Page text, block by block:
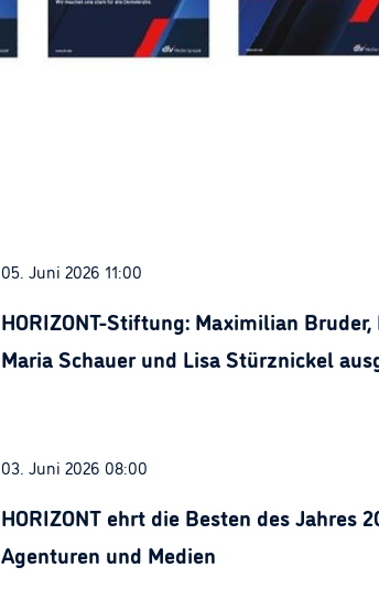
05. Juni 2026 11:00
HORIZONT-Stiftung: Maximilian
Maria Schauer und Lisa Stürznickel
03. Juni 2026 08:00
HORIZONT ehrt die Besten des Jahres
Agenturen und Medien